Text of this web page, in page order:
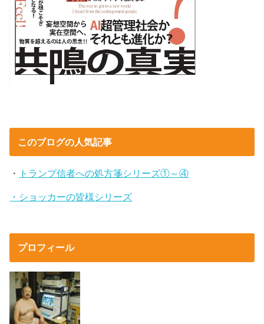
このブログの人気記事
・ トランプ信者への処方箋シリーズ①～④
・ショッカーの皆様シリーズ
プロフィール